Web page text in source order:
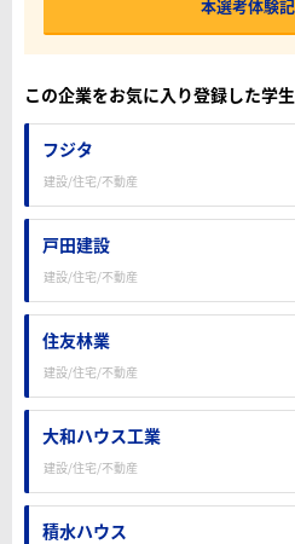
本選考体験
この企業をお気に入り登録した学
フジタ
建設/住宅/不動産
戸田建設
建設/住宅/不動産
住友林業
建設/住宅/不動産
大和ハウス工業
建設/住宅/不動産
積水ハウス